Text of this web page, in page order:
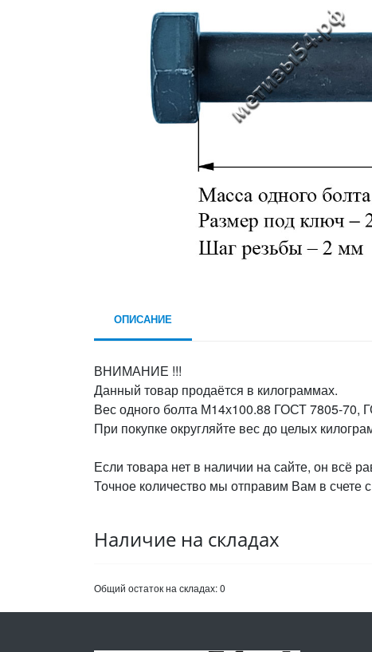
ОПИСАНИЕ
ВНИМАНИЕ !!!
Данный товар продаётся в килограммах.
Вес одного болта М14х100.88 ГОСТ 7805-
При покупке округляйте вес до целых
Если товара нет в наличии на сайте, он всё
Точное количество мы отправим Вам в счете
Наличие на складах
Общий остаток на складах:0